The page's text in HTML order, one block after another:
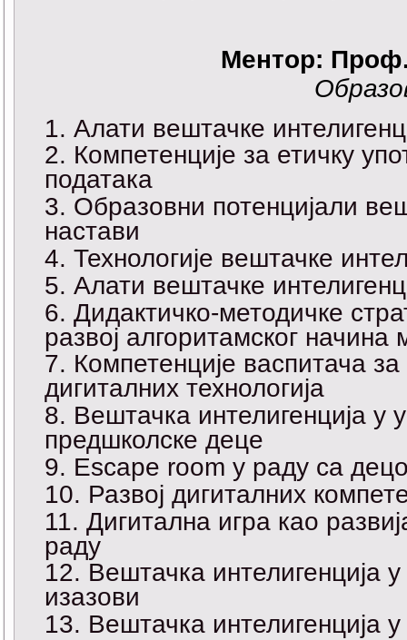
Ментор:
Алати вештачке
Компетенције за етичку
података
Образовни потенцијали
настави
Технологије вештачке
Алати вештачке
Дидактичко-методичке
развој алгоритамског
Компетенције васпитача
дигиталних технологија
Вештачка интелигенција у
предшколске деце
Escape room у раду са
Развој дигиталних
Дигитална игра као
раду
Вештачка интелигенција
изазови
Вештачка интелигенција